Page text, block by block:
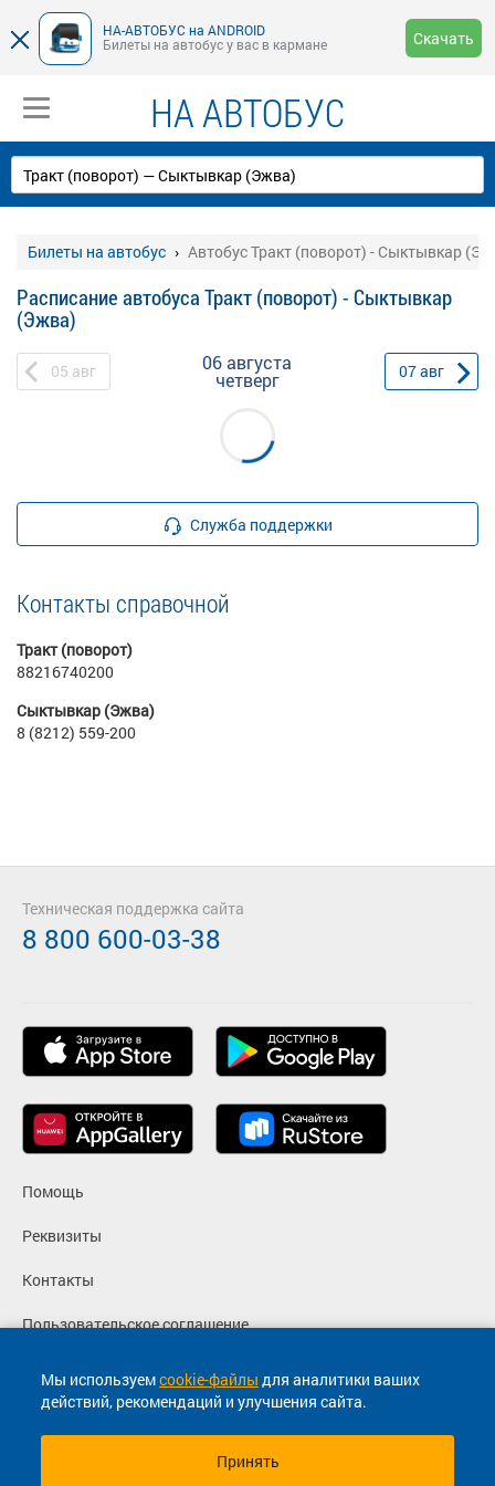
НА-АВТОБУС на ANDROID
Билеты на автобус у вас в кармане
Скачать
НА АВТОБУС
Билеты на автобус Автобус Тракт (поворот) - Сыктывкар
Расписание автобуса Тракт (поворот) - Сыктывкар
(Эжва)
05 авг 06 августа
четверг 07авг
Служба поддержки
Контакты справочной
Тракт (поворот)
88216740200
Сыктывкар (Эжва)
8 (8212) 559-200
Мы используемcookie-файлы для аналитики ваших
действий, рекомендаций и улучшения сайта.
Принять
Помощь
Реквизиты
Контакты
Пользовательское соглашение
Политика конфиденциальности
Согласие на маркетинговые сообщения
Техническая поддержка сайта
8 800 600-03-38
© 2013-2026, ООО "Капитал"- Онлайн сервис продажи